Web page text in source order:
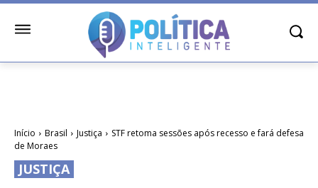
Início Brasil Justiça
STF retoma sessões após recesso e fará defesa
de Moraes
JUSTIÇA